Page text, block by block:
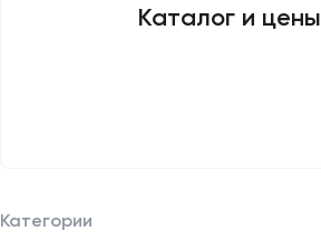
Каталог и цены
Категории